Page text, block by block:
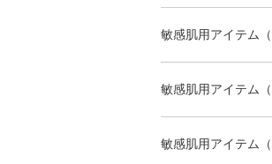
敏感肌用アイテム（
敏感肌用アイテム（
敏感肌用アイテム（